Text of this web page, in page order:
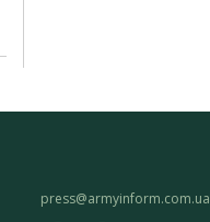
press@armyinform.com.ua